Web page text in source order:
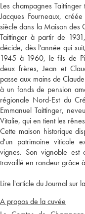
Les champagnes
Jacques Fourneaux,
siècle dans la Maison des
Taittinger à partir de
décide, dès l'année qui
1945 à 1960, le fils de
deux frères, Jean et
passe aux mains de
à un fonds de pension
régionale Nord-Est du
Emmanuel Taittinger,
Vitalie, qui en tient les
Cette maison historique
d'un patrimoine viticole
vignes. Son vignoble est
travaillé en rondeur grâce
Lire l'article du Journal sur
A propos de la cuvée